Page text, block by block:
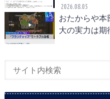
2026.08.05
おたからや
大の実力は期